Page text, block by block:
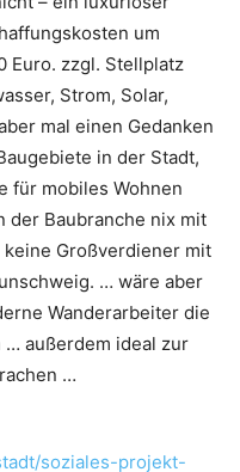
um
Euro. zzgl. Stellplatz
Strom, Solar,
mal einen Gedanken
in der Stadt,
für mobiles Wohnen
der Baubranche nix mit
Großverdiener mit
… wäre aber
Wanderarbeiter die
außerdem ideal zur
…
soziales-projekt-